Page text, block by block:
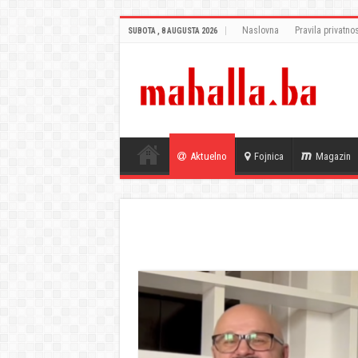
SUBOTA , 8 AUGUSTA 2026 Naslovna Pravila
Aktuelno Fojnica Magazin